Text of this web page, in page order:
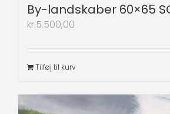
By-landskaber 60×65
kr.5.500,00
Tilføj til kurv